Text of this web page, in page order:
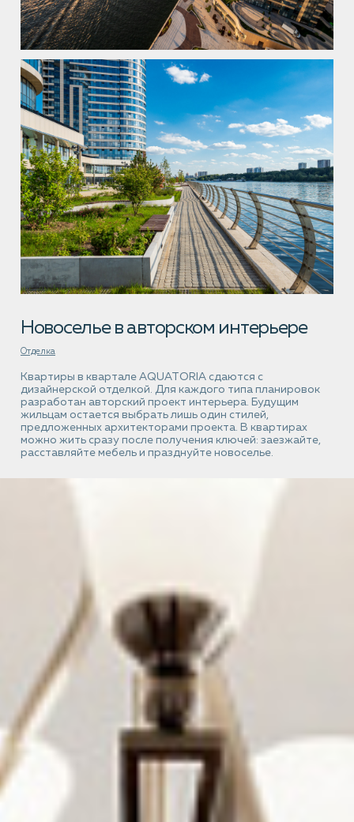
Новосельев авторском интерьере
Отделка
Квартиры в квартале AQUATORIA сдаются с
дизайнерской отделкой. Для каждого типа планировок
разработан авторский проект интерьера. Будущим
жильцам остается выбрать лишь один стилей,
предложенных архитекторами проекта. В квартирах
можно жить сразу после получения ключей: заезжайте,
расставляйте мебель и празднуйте новоселье.